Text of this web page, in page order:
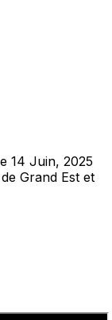
14 Juin, 2025
Grand Est et